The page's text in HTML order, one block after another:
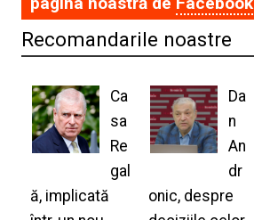
Recomandarile noastre
Ca
sa
Re
gal
ă, implicată
Da
n
An
dr
onic, despre